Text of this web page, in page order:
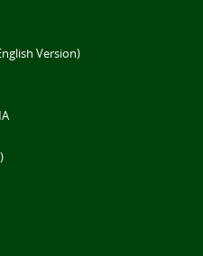
Version)